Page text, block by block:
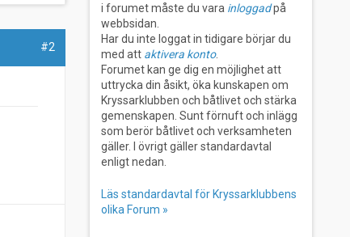
#2
i forumet måste du vara inloggadpå
webbsidan.
Har du inte loggat in tidigare börjar du
med att aktivera konto.
Forumet kan ge dig en möjlighet att
uttrycka din åsikt, öka kunskapen om
Kryssarklubben och båtlivet och stärka
gemenskapen. Sunt förnuft och inlägg
som berör båtlivet och verksamheten
gäller. I övrigt gäller standardavtal
enligt nedan.
Läs standardavtal för Kryssarklubbens
olika Forum »